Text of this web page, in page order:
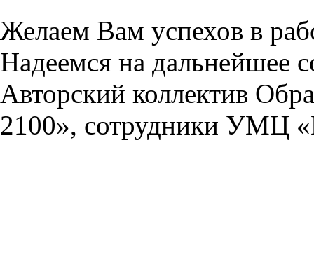
Желаем Вам успехов в
Надеемся на дальнейшее
Авторский коллектив
2100», сотрудники УМЦ